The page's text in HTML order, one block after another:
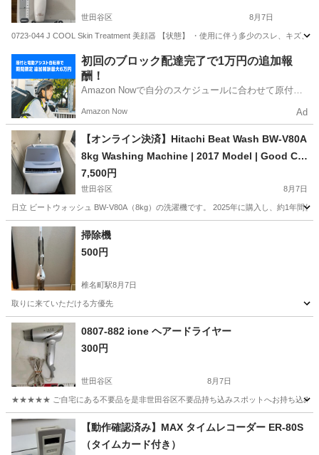
世田谷区 8月7日
0723-044 J COOL Skin Treatment 美顔器 【状態】 ・使用に伴う多少のスレ、キズ、
美容家電 美顔器
初回のブロック配達完了で1万円の追加報
酬！
Amazon Nowで自分のスケジュールに合わせて原付や
う！
Amazon Now Ad
【オンライン決済】Hitachi Beat Wash BW-V80A
8kg Washing Machine | 2017 Model | Good Co
ndition | Pickup Assistance Avai Label
7,500円
世田谷区 8月7日
日立 ビートウォッシュ BW-V80A（8kg）の洗濯機です。 2025年に購入し、約1年間
東京 世田谷区 生活家電
掃除機
500円
椎名町駅8月7日
取りに来ていただける方優先
東京 豊島区
0807-882 ione ヘアードライヤー
300円
世田谷区 8月7日
★★★★★ ご自宅にある不要品を是非世田谷区不要品持ち込みスポットへお持ち込みし
東京 世田谷区 美容家電 ヘアードライヤー
【動作確認済み】MAX タイムレコーダー ER-80S
（タイムカード付き）